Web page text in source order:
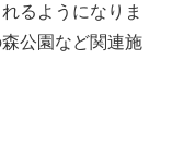
るようになりま
公園など関連施